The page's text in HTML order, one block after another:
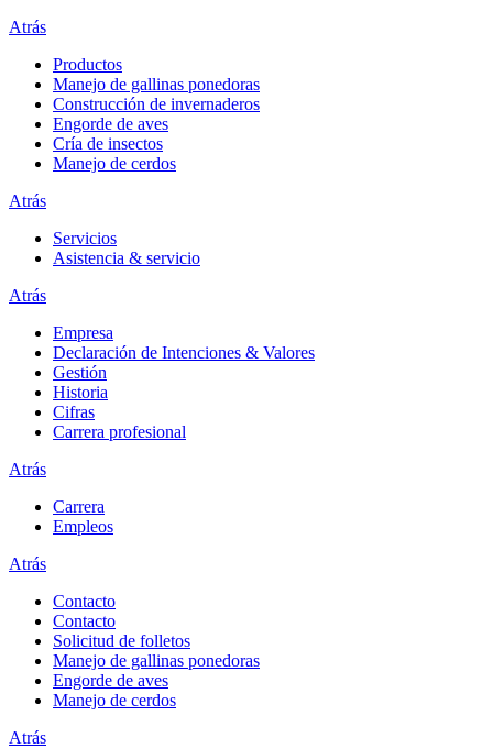
Atrás
Productos
Manejo de gallinas ponedoras
Construcción de invernaderos
Engorde de aves
Cría de insectos
Manejo de cerdos
Atrás
Servicios
Asistencia & servicio
Atrás
Empresa
Declaración de Intenciones & Valores
Gestión
Historia
Cifras
Carrera profesional
Atrás
Carrera
Empleos
Atrás
Contacto
Contacto
Solicitud de folletos
Manejo de gallinas ponedoras
Engorde de aves
Manejo de cerdos
Atrás